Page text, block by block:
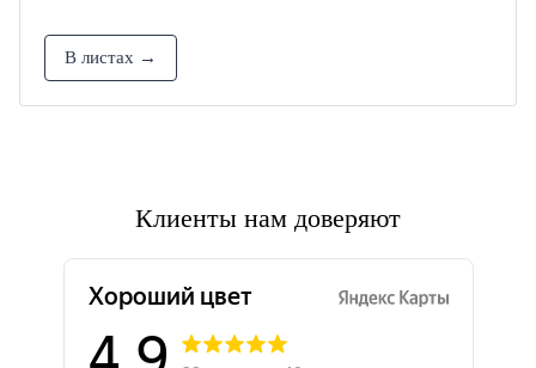
В листах →
Клиенты нам доверяют